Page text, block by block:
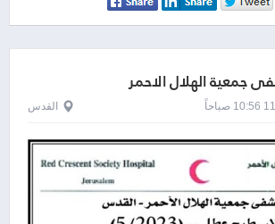
جمعية الهلال الاحمر
القدس